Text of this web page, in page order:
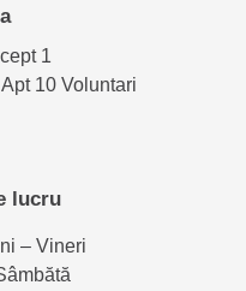
1
10 Voluntari
lucru
– Vineri